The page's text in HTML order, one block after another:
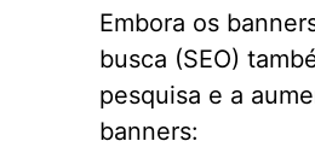
Embora os
busca (SEO)
pesquisa e a
banners: